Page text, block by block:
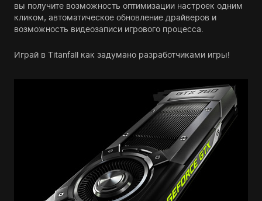
вы получите возможность оптимизации настроек одним
кликом, автоматическое обновление драйверов и
возможность видеозаписи игрового процесса.
Играй в Titanfall как задумано разработчиками игры!